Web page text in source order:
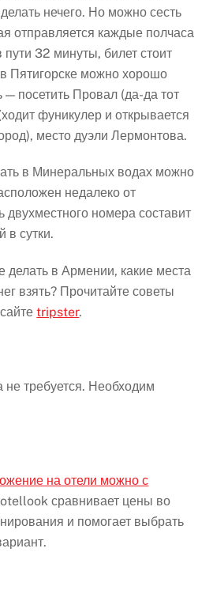
нечего. Но можно сесть
отправляется каждые полчаса
32 минуты, билет стоит
Пятигорске можно хорошо
посетить Провал (да-да тот
фуникулер и открывается
место дуэли Лермонтова.
в Минеральных водах можно
недалеко от
двухместного номера составит
в сутки.
делать в Армении, какие места
взять? Прочитайте советы
tripster.
требуется. Необходим
на отели можно с
сравнивает цены во
и помогает выбрать